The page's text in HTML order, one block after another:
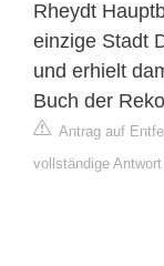
Rheydt
einzige Stadt
und erhielt
Buch der
Antrag auf
vollständige